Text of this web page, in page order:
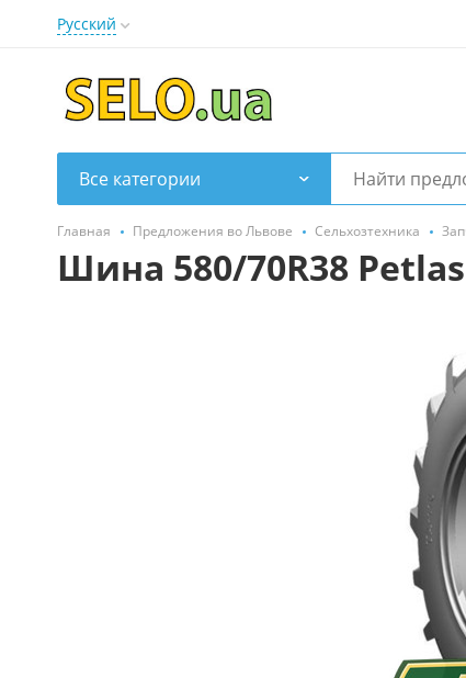
Русский
Все категории
Главная Предложения во Львове Сельхозтехника
Шина 580/70R38 Petlas